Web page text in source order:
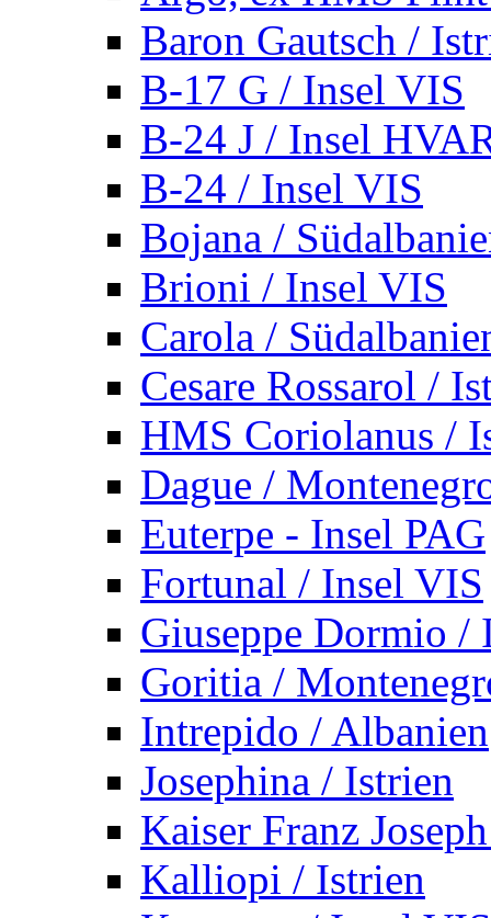
Baron Gautsch /
B-17 G / Insel VIS
B-24 J / Insel
B-24 / Insel VIS
Bojana /
Brioni / Insel VIS
Carola /
Cesare Rossarol /
HMS Coriolanus /
Dague /
Euterpe - Insel PAG
Fortunal / Insel VIS
Giuseppe Dormio /
Goritia /
Intrepido / Albanien
Josephina / Istrien
Kaiser Franz
Kalliopi / Istrien